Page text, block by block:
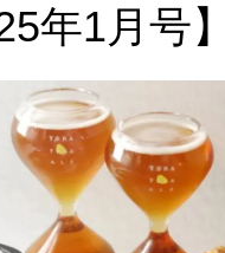
年1月号】